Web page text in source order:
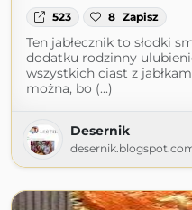
523 8 Zapisz
Ten jabłecznik to słodki
dodatku rodzinny
wszystkich ciast z
można, bo (...)
Desernik